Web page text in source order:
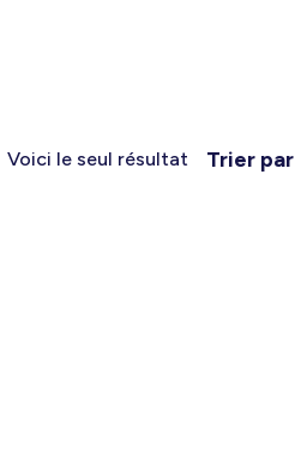
Voici le seul résultat Trier par